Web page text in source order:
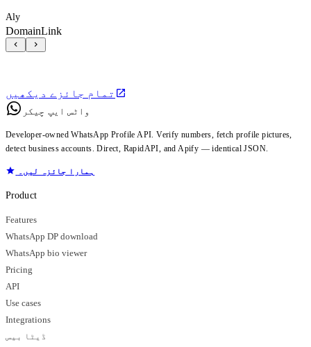
Aly
DomainLink
تمام جائزے دیکھیں
واٹس ایپ چیکر
Developer-owned WhatsApp Profile API. Verify numbers, fetch profile pictures,
detect business accounts. Direct, RapidAPI, and Apify — identical JSON.
ہمارا جائزہ لیں۔
Product
Features
WhatsApp DP download
WhatsApp bio viewer
Pricing
API
Use cases
Integrations
ڈیٹا بیس